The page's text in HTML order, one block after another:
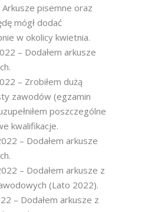
pisemne oraz
mógł dodać
w okolicy kwietnia.
– Dodałem arkusze
– Zrobiłem dużą
zawodów (egzamin
poszczególne
kwalifikacje.
– Dodałem arkusze
– Dodałem arkusze z
(Lato 2022).
– Dodałem arkusze z